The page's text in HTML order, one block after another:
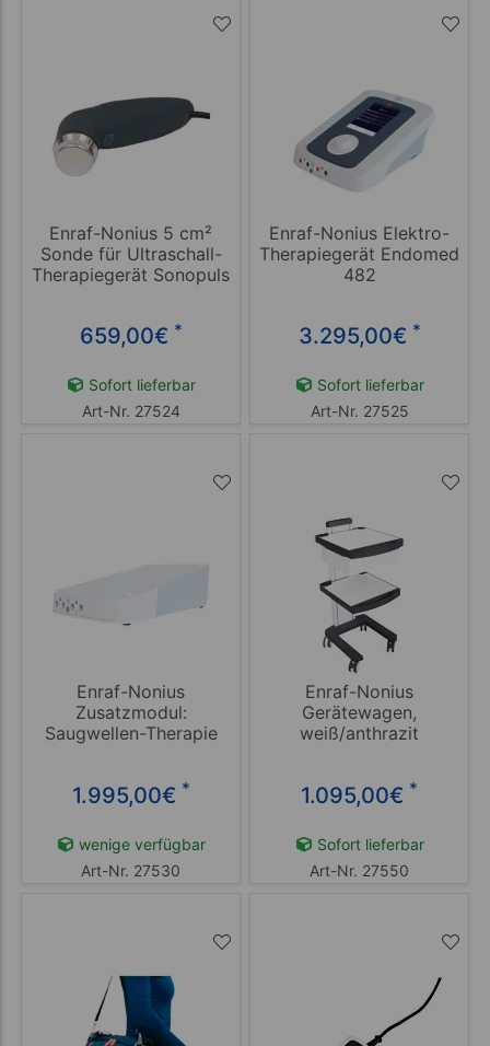
Enraf-Nonius 5 cm²
Sonde für Ultraschall-
Therapiegerät Sonopuls
659,00€ *
Sofort lieferbar
Art-Nr. 27524
Enraf-Nonius Elektro-
Therapiegerät Endomed
482
3.295,00€ *
Sofort lieferbar
Art-Nr. 27525
Enraf-Nonius
Zusatzmodul:
Saugwellen-Therapie
1.995,00€ *
wenige verfügbar
Art-Nr. 27530
Enraf-Nonius
Gerätewagen,
weiß/anthrazit
1.095,00€ *
Sofort lieferbar
Art-Nr. 27550